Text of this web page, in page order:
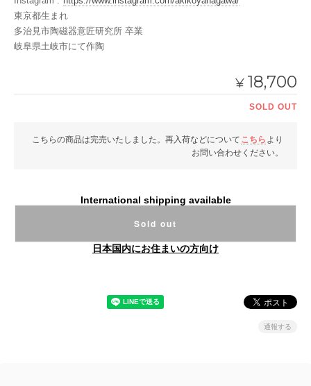
東京都生まれ
多治見市陶磁器意匠研究所 卒業
岐阜県土岐市にて作陶
¥ 18,700
SOLD OUT
こちらの商品は完売いたしました。再入荷などについて こちら より
お問い合わせください。
International shipping available
Sold out
日本国内にお住まいの方向け
通報する